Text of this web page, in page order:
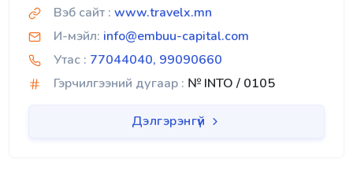
Вэб сайт : www.travelx.mn
И-мэйл: info@embuu-capital.com
Утас : 77044040, 99090660
Гэрчилгээний дугаар : № INTO / 0105
Дэлгэрэнгүй